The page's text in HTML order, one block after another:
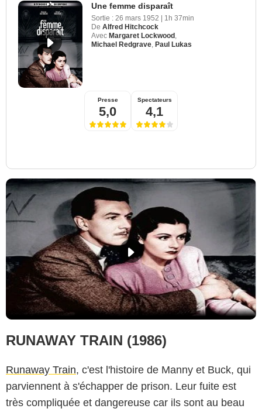
Une femme disparaît
Sortie : 26 mars 1952
1h 37min
De Alfred Hitchcock
Avec Margaret Lockwood ,
Michael Redgrave, Paul Lukas
Presse
5,0
Spectateurs
4,1
RUNAWAY TRAIN (1986)
Runaway Train, c'est l'histoire de Manny et Buck, qui
parviennent à s'échapper de prison. Leur fuite est
très compliquée et dangereuse car ils sont au beau